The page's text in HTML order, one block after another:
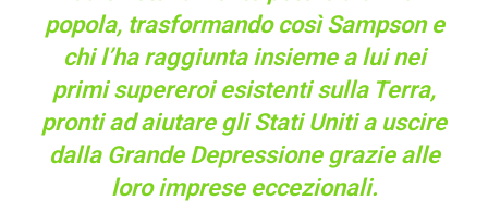
popola, trasformando così Sampson e
chi l’ha raggiunta insieme a lui nei
primi supereroi esistenti sulla Terra,
pronti ad aiutare gli Stati Uniti a uscire
dalla Grande Depressione grazie alle
loro imprese eccezionali.